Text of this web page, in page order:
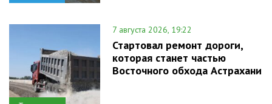
7 августа 2026, 19:22
Стартовал ремонт дороги,
которая станет частью
Восточного обхода Астрахани